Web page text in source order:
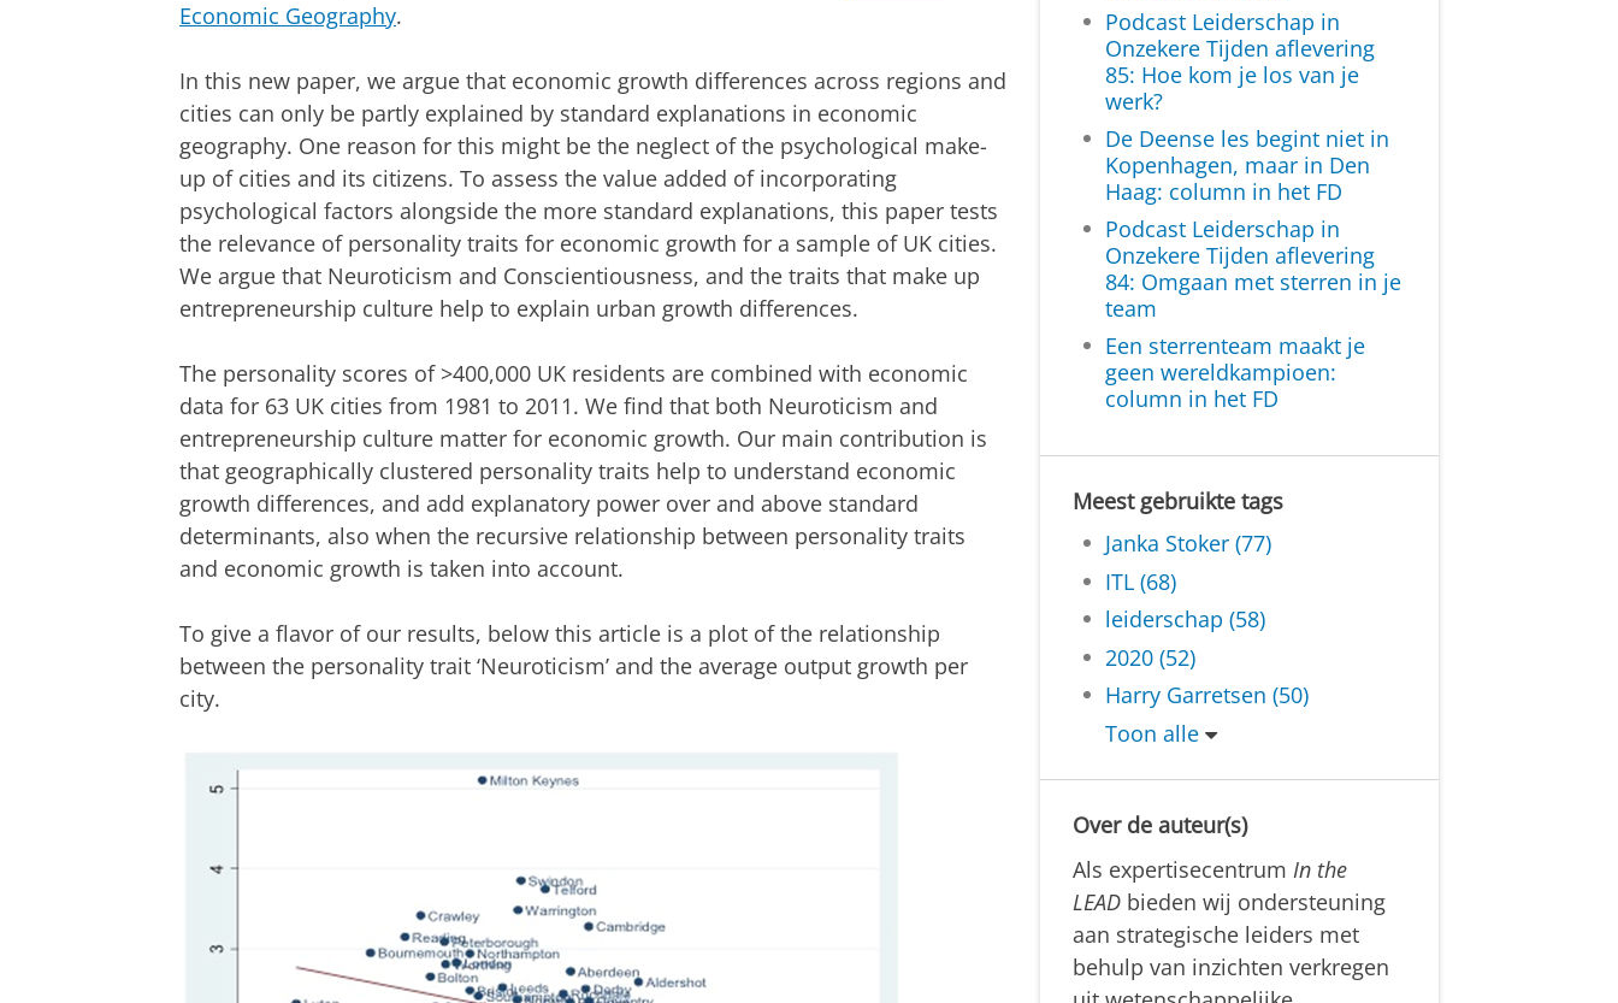
Economic Geography.
In this new paper, we argue that economic growth differences across regions and
cities can only be partly explained by standard explanations in economic
geography. One reason for this might be the neglect of the psychological make-
up of cities and its citizens. To assess the value added of incorporating
psychological factors alongside the more standard explanations, this paper tests
the relevance of personality traits for economic growth for a sample of UK cities.
We argue that Neuroticism and Conscientiousness, and the traits that make up
entrepreneurship culture help to explain urban growth differences.
The personality scores of >400,000 UK residents are combined with economic
data for 63 UK cities from 1981 to 2011. We find that both Neuroticism and
entrepreneurship culture matter for economic growth. Our main contribution is
that geographically clustered personality traits help to understand economic
growth differences, and add explanatory power over and above standard
determinants, also when the recursive relationship between personality traits
and economic growth is taken into account.
To give a flavor of our results, below this article is a plot of the relationship
between the personality trait ‘Neuroticism’ and the average output growth per
city.
Podcast Leiderschap in
Onzekere Tijden aflevering
85: Hoe kom je los van je
werk?
De Deense les begint niet in
Kopenhagen, maar in Den
Haag: column in het FD
Podcast Leiderschap in
Onzekere Tijden aflevering
84: Omgaan met sterren in je
team
Een sterrenteam maakt je
geen wereldkampioen:
column in het FD
Meest gebruikte tags
Janka Stoker (77)
ITL (68)
leiderschap (58)
2020 (52)
Harry Garretsen (50)
Toon alle
Over de auteur(s)
Als expertisecentrumIn the
LEAD bieden wij ondersteuning
aan strategische leiders met
behulp van inzichten verkregen